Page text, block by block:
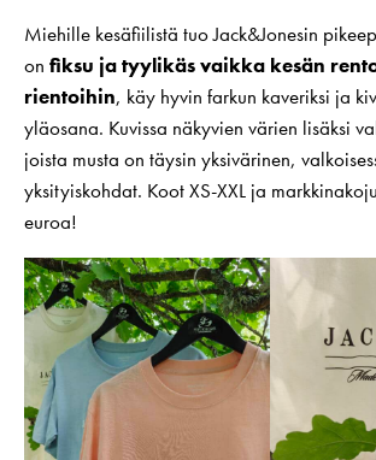
Miehille kesäfiilistä tuo Jack&Jonesin
on fiksu ja tyylikäs vaikka kesän
rientoihin, käy hyvin farkun kaveriksi ja
yläosana. Kuvissa näkyvien värien lisäksi
joista musta on täysin yksivärinen,
yksityiskohdat. Koot XS-XXL ja
euroa!